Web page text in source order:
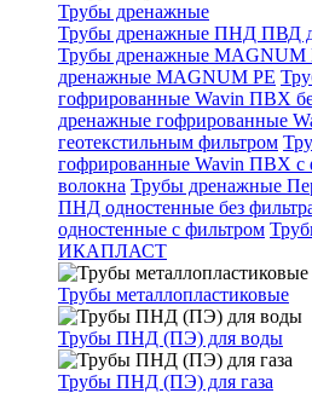
Трубы дренажные
Трубы дренажные ПНД ПВД
Трубы дренажные MAGNUM
дренажные MAGNUM PE
гофрированные Wavin ПВХ
дренажные гофрированные
геотекстильным фильтром
гофрированные Wavin ПВХ с
волокна Трубы дренажные
ПНД одностенные без
одностенные с фильтром
ИКАПЛАСТ
Трубы металлопластиковые
Трубы ПНД (ПЭ) для воды
Трубы ПНД (ПЭ) для газа